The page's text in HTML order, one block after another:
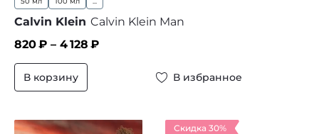
Calvin Klein Calvin Klein Man
820₽ – 4 128 ₽
В корзину В избранное
Скидка 30%